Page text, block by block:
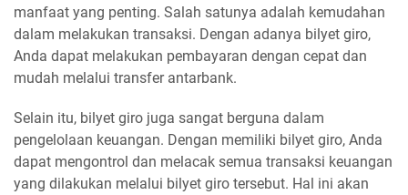
manfaat yang penting. Salah satunya adalah kemudahan
dalam melakukan transaksi. Dengan adanya bilyet giro,
Anda dapat melakukan pembayaran dengan cepat dan
mudah melalui transfer antarbank.
Selain itu, bilyet giro juga sangat berguna dalam
pengelolaan keuangan. Dengan memiliki bilyet giro, Anda
dapat mengontrol dan melacak semua transaksi keuangan
yang dilakukan melalui bilyet giro tersebut. Hal ini akan